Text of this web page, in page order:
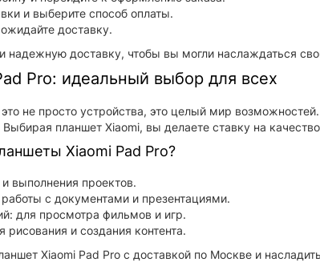
и выберите способ оплаты.
доставку.
надежную доставку, чтобы вы могли наслаждаться
Pro: идеальный выбор для всех
не просто устройства, это целый мир
Выбирая планшет Xiaomi, вы делаете ставку на
Xiaomi Pad Pro?
выполнения проектов.
с документами и презентациями.
для просмотра фильмов и игр.
и создания контента.
Xiaomi Pad Pro с доставкой по Москве и